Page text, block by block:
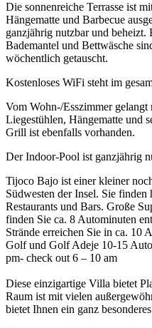
Die sonnenreiche Terrasse ist
Hängematte und Barbecue
ganzjährig nutzbar und beheizt.
Bademantel und Bettwäsche
wöchentlich getauscht.
Kostenloses WiFi steht im
Vom Wohn-/Esszimmer gelangt
Liegestühlen, Hängematte und
Grill ist ebenfalls vorhanden.
Der Indoor-Pool ist ganzjährig
Tijoco Bajo ist einer kleiner
Südwesten der Insel. Sie
Restaurants und Bars. Große
finden Sie ca. 8 Autominuten
Strände erreichen Sie in ca. 10
Golf und Golf Adeje 10-15
pm- check out 6 – 10 am
Diese einzigartige Villa bietet
Raum ist mit vielen
bietet Ihnen ein ganz